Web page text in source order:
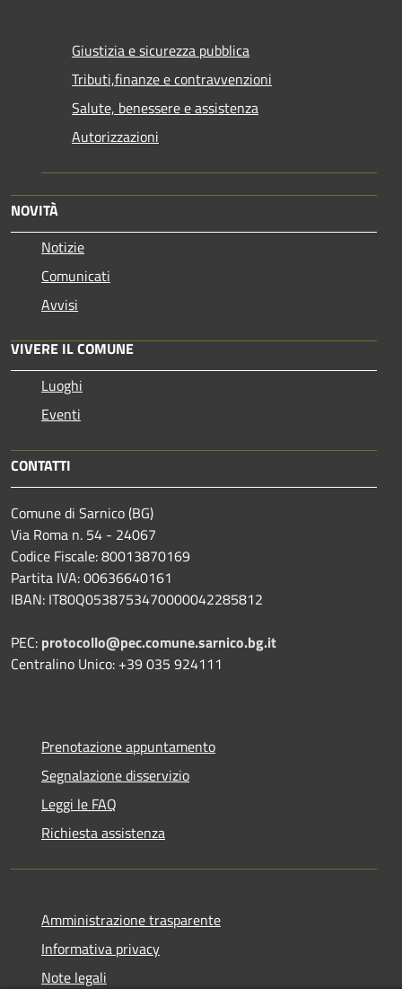
Giustizia e sicurezza pubblica
Tributi,finanze e contravvenzioni
Salute, benessere e assistenza
Autorizzazioni
NOVITÀ
Notizie
Comunicati
Avvisi
VIVERE IL COMUNE
Luoghi
Eventi
CONTATTI
Comune di Sarnico (BG)
Via Roma n. 54 - 24067
Codice Fiscale: 80013870169
Partita IVA: 00636640161
IBAN: IT80Q0538753470000042285812
PEC: protocollo@pec.comune.sarnico.bg.it
Centralino Unico: +39 035 924111
Prenotazione appuntamento
Segnalazione disservizio
Leggi le FAQ
Richiesta assistenza
Amministrazione trasparente
Informativa privacy
Note legali